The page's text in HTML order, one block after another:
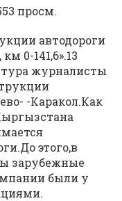
просм.
автодороги
0-141,6».13
журналисты
-Каракол.Как
этого,в
зарубежные
были у